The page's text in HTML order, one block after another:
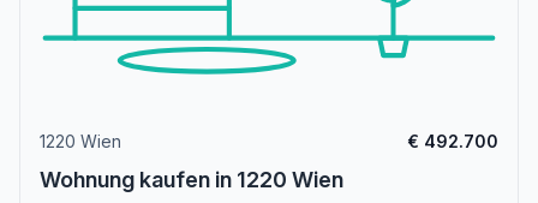
1220 Wien € 492.700
Wohnung kaufen in 1220 Wien